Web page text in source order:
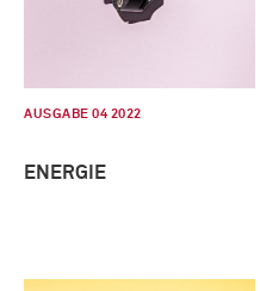
AUSGABE 04 2022
ENERGIE